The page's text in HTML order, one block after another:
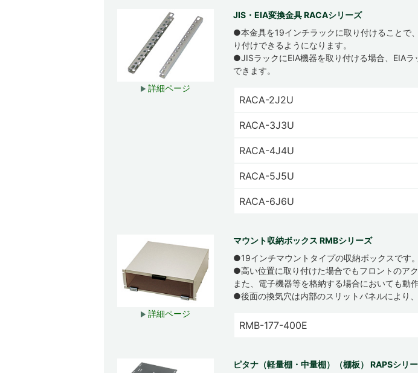
詳細ページ
JIS・EIA変換金具 RACAシリーズ
●本金具を19インチラックに取り付けることで
り付けできるようになります。
●JISラックにEIA機器を取り付ける場合、EIA
できます。
RACA-2J2U
RACA-3J3U
RACA-4J4U
RACA-5J5U
RACA-6J6U
詳細ページ
マウント収納ボックス RMBシリーズ
●19インチマウントタイプの収納ボックスです。
●高い位置に取り付けた場合でもフロントのア
また、電子機器等を格納する場合においても動
●後面の換気穴は内部のスリットパネルにより、
RMB-177-400E
ピタナ（軽量棚・中量棚）（棚板） RAPSシリ